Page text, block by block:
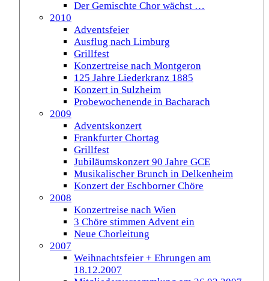
Der Gemischte Chor wächst …
2010
Adventsfeier
Ausflug nach Limburg
Grillfest
Konzertreise nach Montgeron
125 Jahre Liederkranz 1885
Konzert in Sulzheim
Probewochenende in Bacharach
2009
Adventskonzert
Frankfurter Chortag
Grillfest
Jubiläumskonzert 90 Jahre GCE
Musikalischer Brunch in Delkenheim
Konzert der Eschborner Chöre
2008
Konzertreise nach Wien
3 Chöre stimmen Advent ein
Neue Chorleitung
2007
Weihnachtsfeier + Ehrungen am
18.12.2007